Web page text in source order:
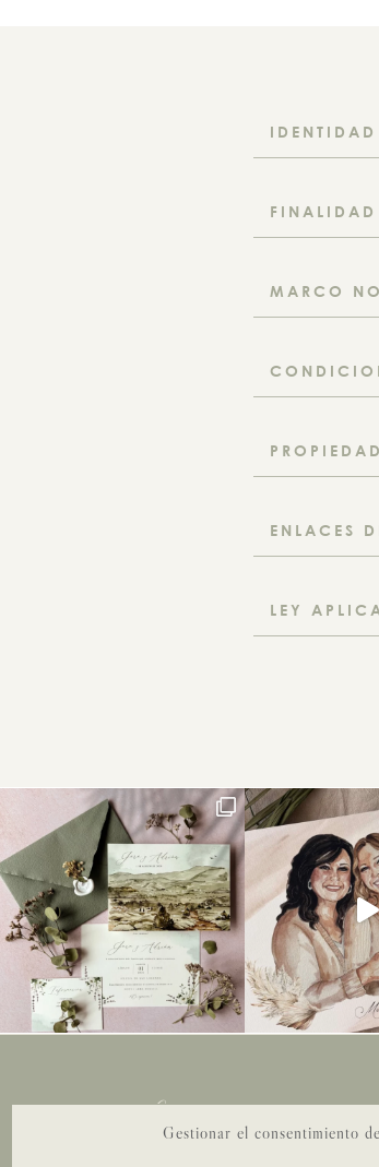
Gestionar el consentimiento
IDENTIDAD
FINALIDAD
MARCO
ENLACES
LEY
Sueña en grande